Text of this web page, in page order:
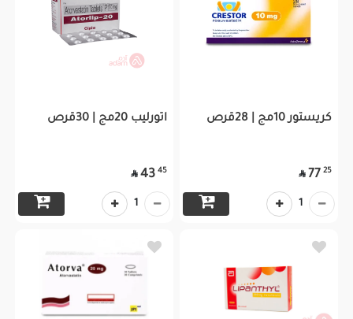
كريستور 10مج | 28قرص
25
77

1
اتورليب 20مج | 30قرص
45
43

1